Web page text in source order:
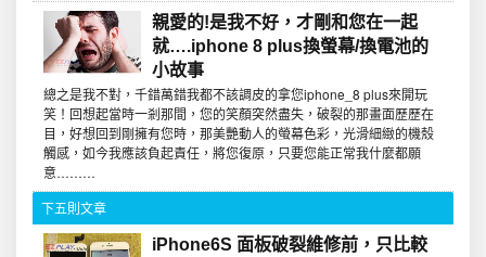
親愛的!是我不好，才剛和您在一起
就….iphone 8 plus換螢幕/換電池的
小故事
總之是我不對，千錯萬錯我都不該調皮的拿您iphone_8 plus來開玩
笑！回想起當時一剎那間，您的笑顏突然盡失，破裂的那畫面歷歷在
目，好想回到剛擁有您時，那美艷動人的螢幕色彩，光滑細緻的機殼
觸感，如今我應該負起責任，將您復原，只要您能正常我什麼都願
意………
下五則文章
iPhone6S 面板破裂維修前，只比較